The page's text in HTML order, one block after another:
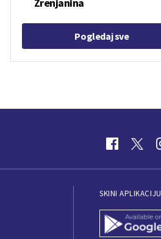
Pogledaj sve
SKINI APLIKACIJU